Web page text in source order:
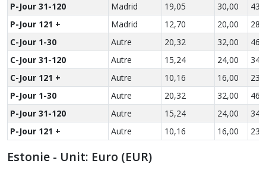
P-Jour 31-120
Madrid 19,05 30,00
P-Jour 121 +
Madrid 12,70 20,00
C-Jour 1-30
Autre 20,32 32,00
C-Jour 31-120
Autre 15,24 24,00
C-Jour 121 +
Autre 10,16 16,00
P-Jour 1-30
Autre 20,32 32,00
P-Jour 31-120
Autre 15,24 24,00
P-Jour 121 +
Autre 10,16 16,00
Estonie - Unit: Euro (EUR)